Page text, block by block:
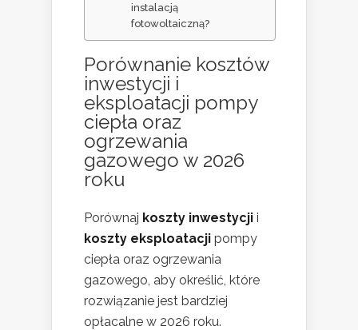
instalacją
fotowoltaiczną?
Porównanie kosztów
inwestycji i
eksploatacji pompy
ciepła oraz
ogrzewania
gazowego w 2026
roku
Porównaj koszty inwestycji i
koszty eksploatacji pompy
ciepła oraz ogrzewania
gazowego, aby określić, które
rozwiązanie jest bardziej
opłacalne w 2026 roku.